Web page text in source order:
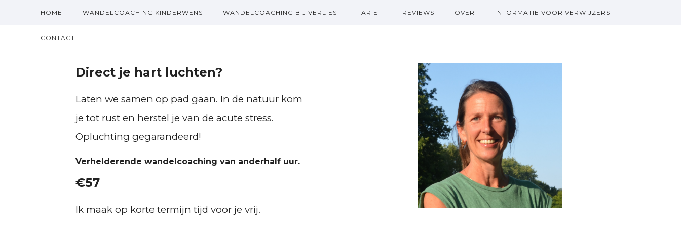
HOME WANDELCOACHING KINDERWENS WANDELCOACHING BIJ VERLIES TARIEF REVIEWS OVER INFORMATIE VOOR VERWIJZERS
CONTACT
Direct je hart luchten?
Laten we samen op pad gaan. In de natuur kom
je tot rust en herstel je van de acute stress.
Opluchting gegarandeerd!
Verhelderende wandelcoaching van anderhalf uur.
€57
Ik maak op korte termijn tijd voor je vrij.